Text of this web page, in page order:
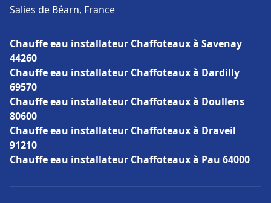
Salies de Béarn, France
Chauffe eau installateur Chaffoteaux à Savenay
44260
Chauffe eau installateur Chaffoteaux à Dardilly
69570
Chauffe eau installateur Chaffoteaux à Doullens
80600
Chauffe eau installateur Chaffoteaux à Draveil
91210
Chauffe eau installateur Chaffoteaux à Pau 64000